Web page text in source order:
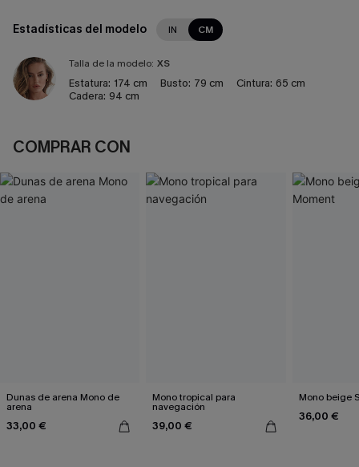
Estadísticas del modelo IN CM
Talla de la modelo: XS
Estatura: 174 cm Busto: 79 cm Cintura: 65 cm
Cadera: 94 cm
COMPRAR CON
Dunas de arena Mono de
arena
33,00 €
Mono tropical para
navegación
39,00 €
Mono beige
36,00 €